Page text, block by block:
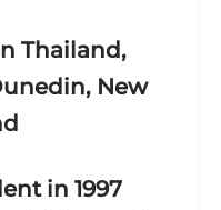
Thailand,
New
in 1997